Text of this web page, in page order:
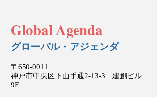
Global Agenda
グローバル・アジェンダ
〒650-0011
神戸市中央区下山手通2-13-3 建創ビル
9F